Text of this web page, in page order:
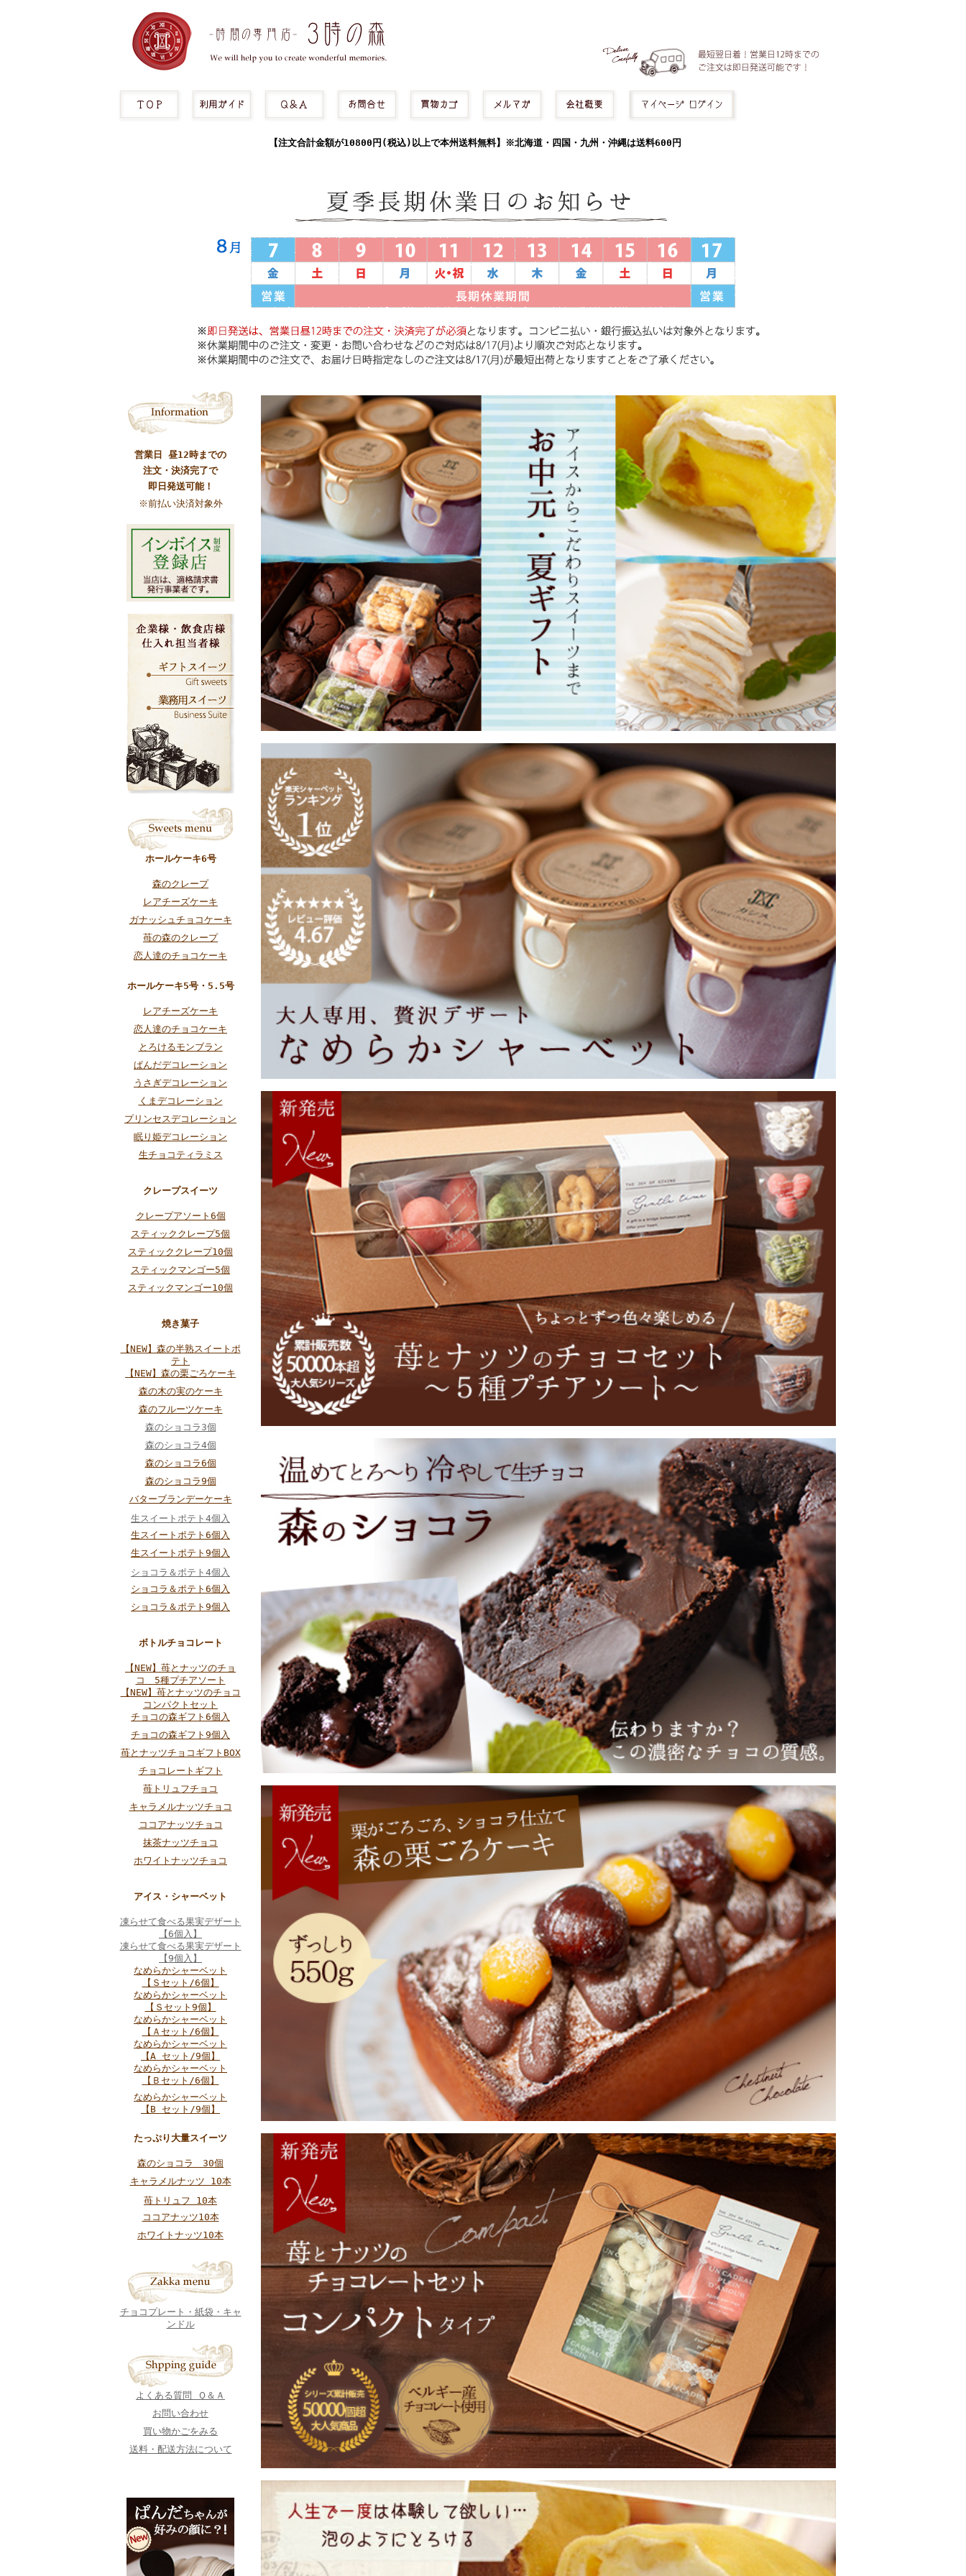
【注文合計金額が10800円(税込)以上で本州送料無料】※北海道・四国・九州・沖縄は送料600円
営業日 昼12時までの
注文・決済完了で
即日発送可能！
※前払い決済対象外
ホールケーキ6号
森のクレープ
レアチーズケーキ
ガナッシュチョコケーキ
苺の森のクレープ
恋人達のチョコケーキ
ホールケーキ5号・5.5号
レアチーズケーキ
恋人達のチョコケーキ
とろけるモンブラン
ぱんだデコレーション
うさぎデコレーション
くまデコレーション
プリンセスデコレーション
眠り姫デコレーション
生チョコティラミス
クレープスイーツ
クレープアソート6個
スティッククレープ5個
スティッククレープ10個
スティックマンゴー5個
スティックマンゴー10個
焼き菓子
【NEW】森の半熟スイートポ
テト
【NEW】森の栗ごろケーキ
森の木の実のケーキ
森のフルーツケーキ
森のショコラ3個
森のショコラ4個
森のショコラ6個
森のショコラ9個
バターブランデーケーキ
生スイートポテト4個入
生スイートポテト6個入
生スイートポテト9個入
ショコラ＆ポテト4個入
ショコラ＆ポテト6個入
ショコラ＆ポテト9個入
ボトルチョコレート
【NEW】苺とナッツのチョ
コ 5種プチアソート
【NEW】苺とナッツのチョコ
コンパクトセット
チョコの森ギフト6個入
チョコの森ギフト9個入
苺とナッツチョコギフトBOX
チョコレートギフト
苺トリュフチョコ
キャラメルナッツチョコ
ココアナッツチョコ
抹茶ナッツチョコ
ホワイトナッツチョコ
アイス・シャーベット
凍らせて食べる果実デザート
【6個入】
凍らせて食べる果実デザート
【9個入】
なめらかシャーベット
【Ｓセット/6個】
なめらかシャーベット
【Ｓセット9個】
なめらかシャーベット
【Ａセット/6個】
なめらかシャーベット
【A セット/9個】
なめらかシャーベット
【Ｂセット/6個】
なめらかシャーベット
【B セット/9個】
たっぷり大量スイーツ
森のショコラ 30個
キャラメルナッツ 10本
苺トリュフ 10本
ココアナッツ10本
ホワイトナッツ10本
チョコプレート・紙袋・キャ
ンドル
よくある質問 Ｑ＆Ａ
お問い合わせ
買い物かごをみる
送料・配送方法について